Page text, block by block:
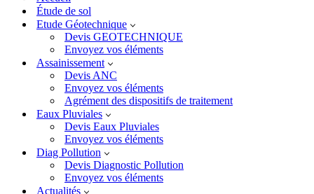
Étude de sol
Etude Géotechnique
Devis GEOTECHNIQUE
Envoyez vos éléments
Assainissement
Devis ANC
Envoyez vos éléments
Agrément des dispositifs de traitement
Eaux Pluviales
Devis Eaux Pluviales
Envoyez vos éléments
Diag Pollution
Devis Diagnostic Pollution
Envoyez vos éléments
Actualités